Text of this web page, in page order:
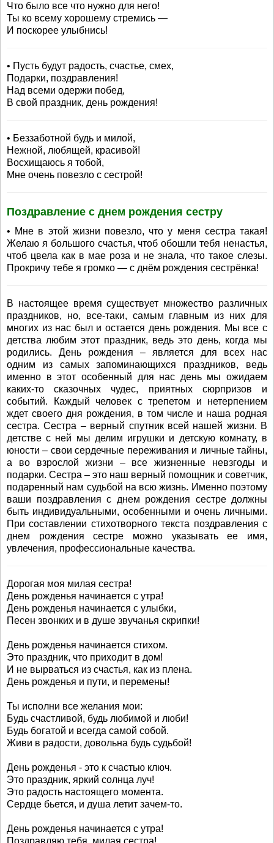
Что было все что нужно для него!
Ты ко всему хорошему стремись —
И поскорее улыбнись!
• Пусть будут радость, счастье, смех,
Подарки, поздравления!
Над всеми одержи побед,
В свой праздник, день рождения!
• Беззаботной будь и милой,
Нежной, любящей, красивой!
Восхищаюсь я тобой,
Мне очень повезло с сестрой!
Поздравление с днем рождения сестру
• Мне в этой жизни повезло, что у меня сестра такая!
Желаю я большого счастья, чтоб обошли тебя ненастья,
чтоб цвела как в мае роза и не знала, что такое слезы.
Прокричу тебе я громко — с днём рождения сестрёнка!
В настоящее время существует множество различных
праздников, но, все-таки, самым главным из них для
многих из нас был и остается день рождения. Мы все с
детства любим этот праздник, ведь это день, когда мы
родились. День рождения – является для всех нас
одним из самых запоминающихся праздников, ведь
именно в этот особенный для нас день мы ожидаем
каких-то сказочных чудес, приятных сюрпризов и
событий. Каждый человек с трепетом и нетерпением
ждет своего дня рождения, в том числе и наша родная
сестра. Сестра – верный спутник всей нашей жизни. В
детстве с ней мы делим игрушки и детскую комнату, в
юности – свои сердечные переживания и личные тайны,
а во взрослой жизни – все жизненные невзгоды и
подарки. Сестра – это наш верный помощник и советчик,
подаренный нам судьбой на всю жизнь. Именно поэтому
ваши поздравления с днем рождения сестре должны
быть индивидуальными, особенными и очень личными.
При составлении стихотворного текста поздравления с
днем рождения сестре можно указывать ее имя,
увлечения, профессиональные качества.
Дорогая моя милая сестра!
День рожденья начинается с утра!
День рожденья начинается с улыбки,
Песен звонких и в душе звучанья скрипки!
День рожденья начинается стихом.
Это праздник, что приходит в дом!
И не вырваться из счастья, как из плена.
День рожденья и пути, и перемены!
Ты исполни все желания мои:
Будь счастливой, будь любимой и люби!
Будь богатой и всегда самой собой.
Живи в радости, довольна будь судьбой!
День рожденья - это к счастью ключ.
Это праздник, яркий солнца луч!
Это радость настоящего момента.
Сердце бьется, и душа летит зачем-то.
День рожденья начинается с утра!
Поздравляю тебя, милая сестра!